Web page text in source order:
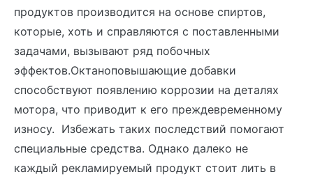
продуктов производится на основе спиртов,
которые, хоть и справляются с поставленными
задачами, вызывают ряд побочных
эффектов.Октаноповышающие добавки
способствуют появлению коррозии на деталях
мотора, что приводит к его преждевременному
износу. Избежать таких последствий помогают
специальные средства. Однако далеко не
каждый рекламируемый продукт стоит лить в